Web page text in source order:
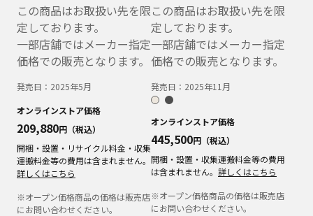
この商品はお取扱い先を限
定しております。
一部店舗ではメーカー指定
価格での販売となります。
発売日： 2025年5月
オンラインストア価格
209,880円（税込）
開梱・設置・リサイクル料金・収集
運搬料金等の費用は含まれません。
詳しくはこちら
※オープン価格商品の価格は販売店
にお問い合わせください。
この商品はお取扱い先を限
定しております。
一部店舗ではメーカー指定
価格での販売となります。
発売日： 2025年11月
オンラインストア価格
445,500円（税込）
開梱・設置・収集運搬料金等の費用
は含まれません。 詳しくはこちら
※オープン価格商品の価格は販売店
にお問い合わせください。